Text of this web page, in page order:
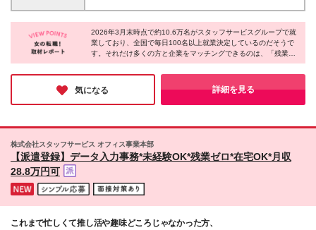
1090円～1450円 《四国》 時給1050円～1450円 《九
州・沖縄》 時給1060円～1450円 ※時給額はスキルや
経験、勤務地、派遣先により異なります。 ※残業代は
け取れる速払いサービスがあります。
ント》 ★キレイでおしゃれなオフィス ★駅チカなど
通勤や買い物に便利なエリアのお仕事がたくさん ★
リフレッシュスペースが充実している職場多数 (変更
の範囲)上記を除く当社関連勤務地
2026年3月末時点で約10.6万名がスタッフサービスグループで就
業しており、全国で毎日100名以上就業決定しているのだそうで
す。それだけ多くの方と企業をマッチングできるのは、「残業な
しがいい」「在宅で働きたい」など一人ひとりの理想を形にして
いるから。希望の職場で多くの方がのびのびと活躍している事実
にサポート体制の厚さを感じました。自分らしく働ける環境を探
している方は登録してみてはいかがでしょうか♪
気になる 詳細を見る
株式会社スタッフサービス オフィス事業本部
【派遣登録】データ入力事務*未経験OK*残業ゼロ*在宅OK*月収
28.8万円可
これまで忙しくて推し活や趣味どころじゃなかった方、